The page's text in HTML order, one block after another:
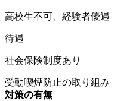
高校生不可、経験者優遇
待遇
社会保険制度あり
受動喫煙防止の取り組み
対策の有無